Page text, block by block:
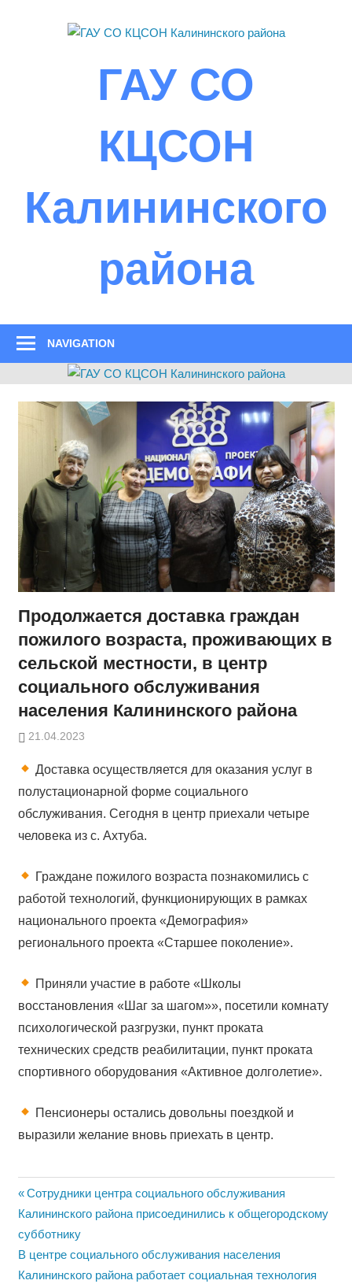
ГАУ СО
КЦСОН
Калининского
района
NAVIGATION
Продолжается доставка граждан
пожилого возраста, проживающих в
сельской местности, в центр
социального обслуживания
населения Калининского района
21.04.2023
Доставка осуществляется для оказания услуг в
полустационарной форме социального
обслуживания. Сегодня в центр приехали четыре
человека из с. Ахтуба.
Граждане пожилого возраста познакомились с
работой технологий, функционирующих в рамках
национального проекта «Демография»
регионального проекта «Старшее поколение».
Приняли участие в работе «Школы
восстановления «Шаг за шагом»», посетили комнату
психологической разгрузки, пункт проката
технических средств реабилитации, пункт проката
спортивного оборудования «Активное долголетие».
Пенсионеры остались довольны поездкой и
выразили желание вновь приехать в центр.
Навигация
по
записям
Previous
Post:
Сотрудники центра социального обслуживания
Калининского района присоединились к общегородскому
субботнику
Next
Post:
В центре социального обслуживания населения
Калининского района работает социальная технология